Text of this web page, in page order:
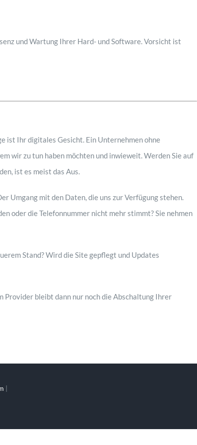
und Wartung Ihrer Hard- und Software. Vorsicht ist
ist Ihr digitales Gesicht. Ein Unternehmen ohne
wir zu tun haben möchten und inwieweit. Werden Sie auf
ist es meist das Aus.
Umgang mit den Daten, die uns zur Verfügung stehen.
oder die Telefonnummer nicht mehr stimmt? Sie nehmen
Stand? Wird die Site gepflegt und Updates
Provider bleibt dann nur noch die Abschaltung Ihrer
|